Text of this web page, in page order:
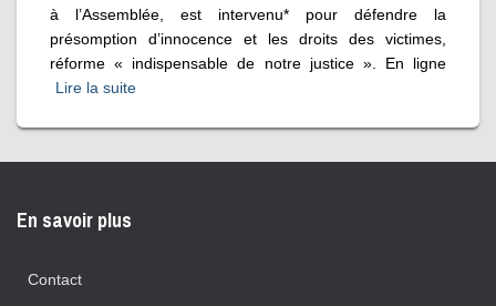
à l’Assemblée, est intervenu* pour défendre la
présomption d’innocence et les droits des victimes,
réforme « indispensable de notre justice ». En ligne
Lire la suite
En savoir plus
Contact